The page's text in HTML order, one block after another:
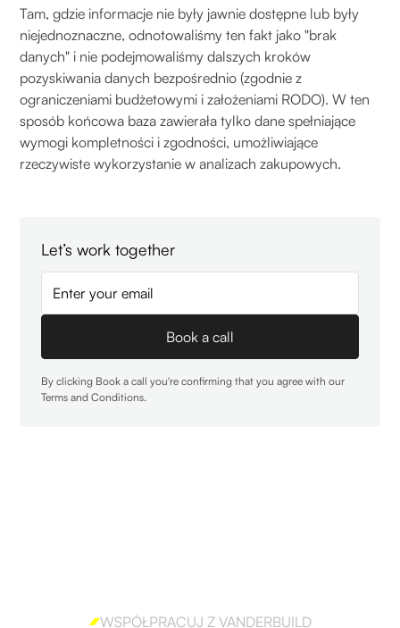
Tam, gdzie informacje nie były jawnie dostępne lub były
niejednoznaczne, odnotowaliśmy ten fakt jako "brak
danych" i nie podejmowaliśmy dalszych kroków
pozyskiwania danych bezpośrednio (zgodnie z
ograniczeniami budżetowymi i założeniami RODO). W ten
sposób końcowa baza zawierała tylko dane spełniające
wymogi kompletności i zgodności, umożliwiające
rzeczywiste wykorzystanie w analizach zakupowych.
Let’s work together
By clicking Book a call you're confirming that you agree with our
Terms and Conditions.
WSPÓŁPRACUJ Z VANDERBUILD